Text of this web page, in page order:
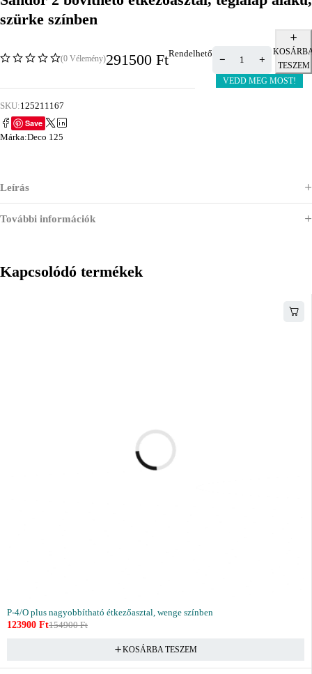
szürke színben
(0 Vélemény)291500 FtRendelhető
TESZEM
VEDD MEG MOST!
SKU:125211167
Save
Márka:Deco 125
Leírás
További információk
Kapcsolódó termékek
P-4/O plus nagyobbítható étkezőasztal, wenge színben
154900Ft
123900 Ft
KOSÁRBA TESZEM